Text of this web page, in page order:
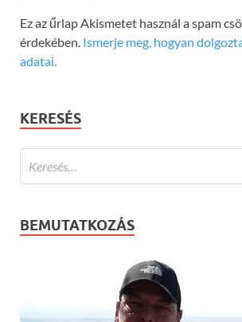
Ez az űrlap Akismetet használ a spam
érdekében. Ismerje meg, hogyan
adatai.
KERESÉS
BEMUTATKOZÁS